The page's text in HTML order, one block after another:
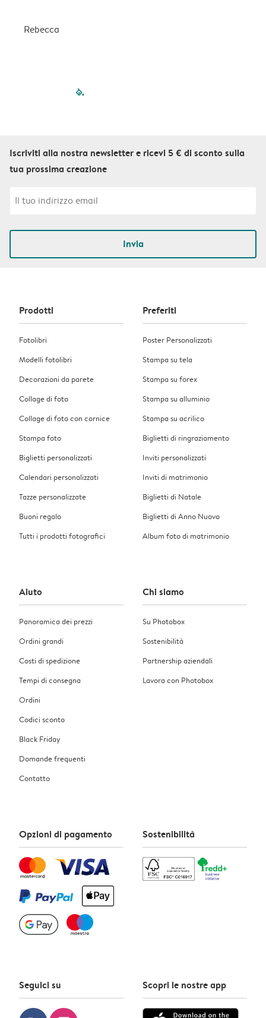
Rebecca
filled-pagination
Iscriviti alla nostra newsletter e ricevi 5 € di sconto sulla
tua prossima creazione
Invia
Prodotti
Fotolibri
Modelli fotolibri
Decorazioni da parete
Collage di foto
Collage di foto con cornice
Stampa foto
Biglietti personalizzati
Calendari personalizzati
Tazze personalizzate
Buoni regalo
Tutti i prodotti fotografici
Preferiti
Poster Personalizzati
Stampa su tela
Stampa su forex
Stampa su alluminio
Stampa su acrilico
Biglietti di ringraziamento
Inviti personalizzati
Inviti di matrimonio
Biglietti di Natale
Biglietti di Anno Nuovo
Album foto di matrimonio
Aiuto
Panoramica dei prezzi
Ordini grandi
Costi di spedizione
Tempi di consegna
Ordini
Codici sconto
Black Friday
Domande frequenti
Contatto
Chi siamo
Su Photobox
Sostenibilità
Partnership aziendali
Lavora con Photobox
Opzioni di pagamento Sostenibilità
Seguici su Scopri le nostre app